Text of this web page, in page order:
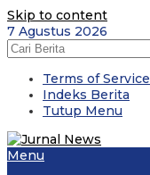
Skip to content
7 Agustus 2026
Terms of Service
Indeks Berita
Tutup Menu
Menu